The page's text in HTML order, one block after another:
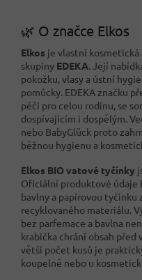
🌿 O značce Elkos
Elkos je vlastní kosmetická
skupiny EDEKA. Její
pokožku, vlasy a ústní
pomůcky. EDEKA značku
péči pro celou rodinu, se
dospívajícím i dospělým.
nebo BabyGlück proto
běžnou hygienu a
Elkos BIO vatové tyčinky
Oficiální produktové údaje
bavlny a papírovou tyčinku
recyklovaného materiálu.
bez parfemace a bavlna
krabička chrání obsah
větší počet kusů je
koupelně nebo u